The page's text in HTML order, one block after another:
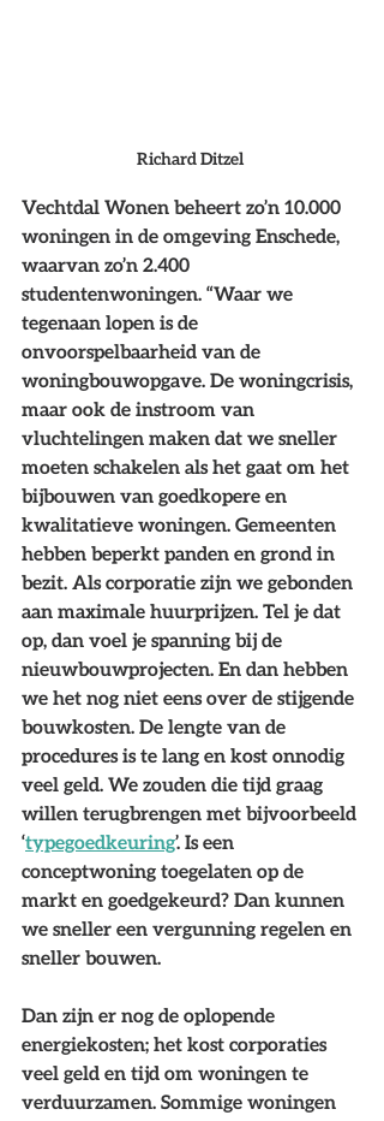
Richard Ditzel
Vechtdal Wonen beheert zo’n 10.000
woningen in de omgeving Enschede,
waarvan zo’n 2.400
studentenwoningen. “Waar we
tegenaan lopen is de
onvoorspelbaarheid van de
woningbouwopgave. De woningcrisis,
maar ook de instroom van
vluchtelingen maken dat we sneller
moeten schakelen als het gaat om het
bijbouwen van goedkopere en
kwalitatieve woningen. Gemeenten
hebben beperkt panden en grond in
bezit. Als corporatie zijn we gebonden
aan maximale huurprijzen. Tel je dat
op, dan voel je spanning bij de
nieuwbouwprojecten. En dan hebben
we het nog niet eens over de stijgende
bouwkosten. De lengte van de
procedures is te lang en kost onnodig
veel geld. We zouden die tijd graag
willen terugbrengen met bijvoorbeeld
‘typegoedkeuring’. Is een
conceptwoning toegelaten op de
markt en goedgekeurd? Dan kunnen
we sneller een vergunning regelen en
sneller bouwen.
Dan zijn er nog de oplopende
energiekosten; het kost corporaties
veel geld en tijd om woningen te
verduurzamen. Sommige woningen